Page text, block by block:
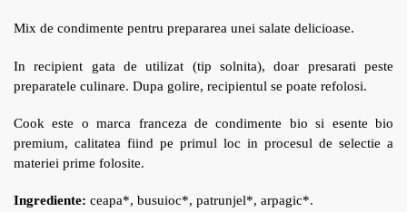
Mix de condimente pentru prepararea unei salate delicioase.
In recipient gata de utilizat (tip solnita), doar presarati peste
preparatele culinare. Dupa golire, recipientul se poate refolosi.
Cook este o marca franceza de condimente bio si esente bio
premium, calitatea fiind pe primul loc in procesul de selectie a
materiei prime folosite.
Ingrediente: ceapa*, busuioc*, patrunjel*, arpagic*.